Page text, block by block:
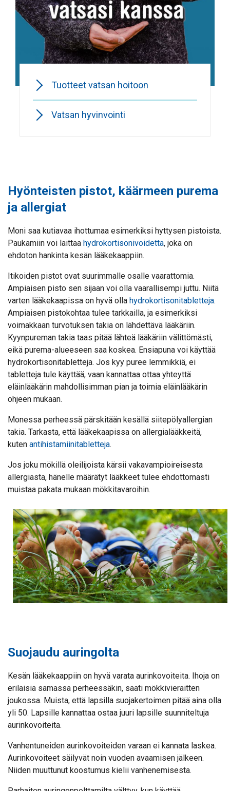
Tuotteet vatsan hoitoon
Vatsan hyvinvointi
Hyönteisten pistot, käärmeen purema
ja allergiat
Moni saa kutiavaa ihottumaa esimerkiksi hyttysen pistoista.
Paukamiin voi laittaa hydrokortisonivoidetta, joka on
ehdoton hankinta kesän lääkekaappiin.
Itikoiden pistot ovat suurimmalle osalle vaarattomia.
Ampiaisen pisto sen sijaan voi olla vaarallisempi juttu. Niitä
varten lääkekaapissa on hyvä olla hydrokortisonitabletteja.
Ampiaisen pistokohtaa tulee tarkkailla, ja esimerkiksi
voimakkaan turvotuksen takia on lähdettävä lääkäriin.
Kyynpureman takia taas pitää lähteä lääkäriin välittömästi,
eikä purema-alueeseen saa koskea. Ensiapuna voi käyttää
hydrokortisonitabletteja. Jos kyy puree lemmikkiä, ei
tabletteja tule käyttää, vaan kannattaa ottaa yhteyttä
eläinlääkärin mahdollisimman pian ja toimia eläinlääkärin
ohjeen mukaan.
Monessa perheessä pärskitään kesällä siitepölyallergian
takia. Tarkasta, että lääkekaapissa on allergialääkkeitä,
kuten antihistamiinitabletteja.
Jos joku mökillä oleilijoista kärsii vakavampioireisesta
allergiasta, hänelle määrätyt lääkkeet tulee ehdottomasti
muistaa pakata mukaan mökkitavaroihin.
Suojaudu auringolta
Kesän lääkekaappiin on hyvä varata aurinkovoiteita. Ihoja on
erilaisia samassa perheessäkin, saati mökkivieraitten
joukossa. Muista, että lapsilla suojakertoimen pitää aina olla
yli 50. Lapsille kannattaa ostaa juuri lapsille suunniteltuja
aurinkovoiteita.
Vanhentuneiden aurinkovoiteiden varaan ei kannata laskea.
Aurinkovoiteet säilyvät noin vuoden avaamisen jälkeen.
Niiden muuttunut koostumus kielii vanhenemisesta.